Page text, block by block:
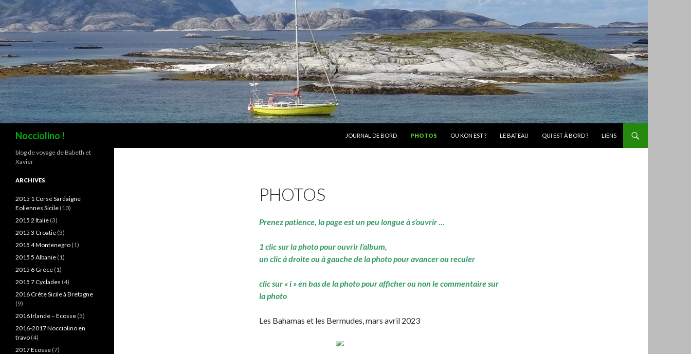
Nocciolino !
JOURNAL DE BORD
PHOTOS OU KON EST ? LE BATEAU QUI EST À BORD ? LIENS
PHOTOS
Prenez patience, la page est un peu longue à s’ouvrir …
1 clic sur la photo pour ouvrir l’album,
un clic à droite ou à gauche de la photo pour avancer ou reculer
clic sur « i » en bas de la photo pour afficher ou non le commentaire sur
la photo
Les Bahamas et les Bermudes, mars avril 2023
blog de voyage de Babeth et
Xavier
ARCHIVES
2015 1 Corse Sardaigne
Eoliennes Sicile (10)
2015 2 Italie (3)
2015 3 Croatie (3)
2015 4 Montenegro (1)
2015 5 Albanie (1)
2015 6 Grèce (1)
2015 7 Cyclades (4)
2016 Crête Sicile à Bretagne
(9)
2016 Irlande – Ecosse (5)
2016-2017 Nocciolino en
travo (4)
2017 Ecosse (7)